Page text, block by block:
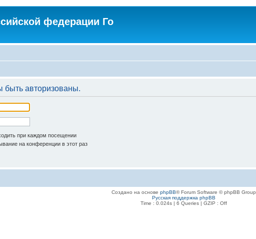
федерации Го
авторизованы.
при каждом посещении
на конференции в этот раз
Создано на основе phpBB® Forum Software © phpBB Group
Русская поддержка phpBB
Time : 0.024s | 6 Queries | GZIP : Off